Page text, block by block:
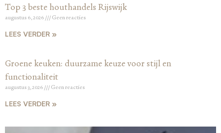
Top 3 beste houthandels Rijswijk
augustus 6, 2026 Geen reacties
LEES VERDER »
Groene keuken: duurzame keuze voor stijl en
functionaliteit
augustus 3, 2026 Geen reacties
LEES VERDER »